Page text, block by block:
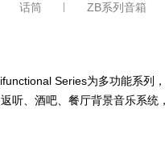
话筒 ZB系列音箱
Series为多功能系列
听、酒吧、餐厅背景音乐系